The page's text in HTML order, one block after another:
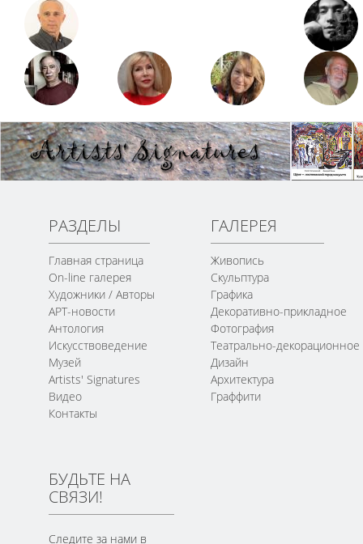
РАЗДЕЛЫ
Главная страница
On-line галерея
Художники / Авторы
АРТ-новости
Антология
Искусствоведение
Музей
Artists' Signatures
Видео
Контакты
ГАЛЕРЕЯ
Живопись
Скульптура
Графика
Декоративно-прикладное
Фотография
Театрально-декорационное
Дизайн
Архитектура
Граффити
БУДЬТЕ НА
СВЯЗИ!
Следите за нами в